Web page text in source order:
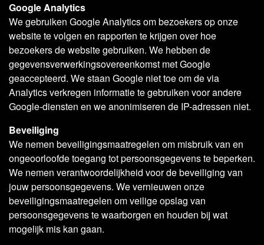
Google Analytics
We gebruiken Google Analytics om bezoekers op onze
website te volgen en rapporten te krijgen over hoe
bezoekers de website gebruiken. We hebben de
gegevensverwerkingsovereenkomst met Google
geaccepteerd. We staan Google niet toe om de via
Analytics verkregen informatie te gebruiken voor andere
Google-diensten en we anonimiseren de IP-adressen niet.
Beveiliging
We nemen beveiligingsmaatregelen om misbruik van en
ongeoorloofde toegang tot persoonsgegevens te beperken.
We nemen verantwoordelijkheid voor de beveiliging van
jouw persoonsgegevens. We vernieuwen onze
beveiligingsmaatregelen om veilige opslag van
persoonsgegevens te waarborgen en houden bij wat
mogelijk mis kan gaan.